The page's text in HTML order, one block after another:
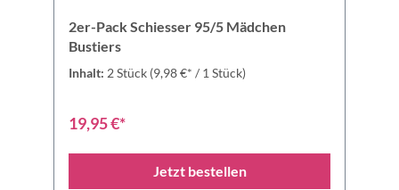
2er-Pack Schiesser 95/5 Mädchen
Bustiers
Inhalt: 2 Stück (9,98 €* / 1 Stück)
19,95 €*
Jetzt bestellen